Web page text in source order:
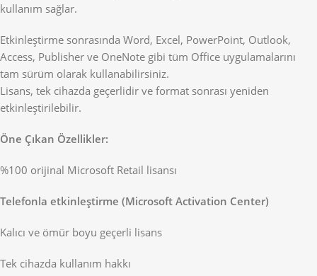
kullanım sağlar.
Etkinleştirme sonrasında Word, Excel, PowerPoint, Outlook,
Access, Publisher ve OneNote gibi tüm Office uygulamalarını
tam sürüm olarak kullanabilirsiniz.
Lisans, tek cihazda geçerlidir ve format sonrası yeniden
etkinleştirilebilir.
Öne Çıkan Özellikler:
%100 orijinal Microsoft Retail lisansı
Telefonla etkinleştirme (Microsoft Activation Center)
Kalıcı ve ömür boyu geçerli lisans
Tek cihazda kullanım hakkı